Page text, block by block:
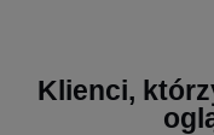
Klienci,